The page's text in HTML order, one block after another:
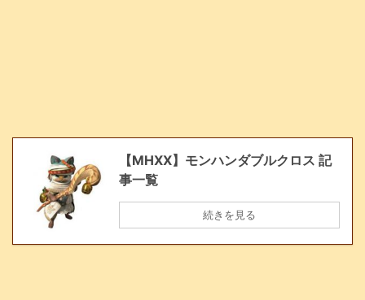
【MHXX】モンハンダブルクロス 記
事一覧
続きを見る